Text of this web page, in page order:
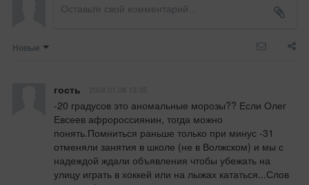
Новые
гость
-20 градусов это аномальные морозы?? Если Олег
Евсеев афророссиянин, тогда можно
понять.Помниться раньше только при минус -31
отменяли занятия в школе (не в Волжском) и мы с
надеждой ждали объявления чтобы убежать на
улицу играть в хоккей или на лыжах кататься...Слов